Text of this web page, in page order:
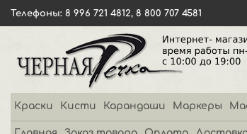
Телефоны: 8 996 721 4812, 8 800 707 4581
Краски Кисти Карандаши Маркеры